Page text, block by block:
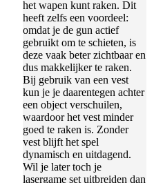
het wapen kunt raken. Dit
heeft zelfs een voordeel:
omdat je de gun actief
gebruikt om te schieten, is
deze vaak beter zichtbaar en
dus makkelijker te raken.
Bij gebruik van een vest
kun je je daarentegen achter
een object verschuilen,
waardoor het vest minder
goed te raken is. Zonder
vest blijft het spel
dynamisch en uitdagend.
Wil je later toch je
lasergame set uitbreiden dan